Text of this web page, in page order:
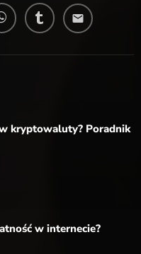
email
kryptowaluty? Poradnik
w internecie?